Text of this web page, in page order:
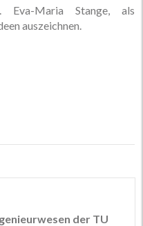
Eva-Maria Stange, als
auszeichnen.
der TU